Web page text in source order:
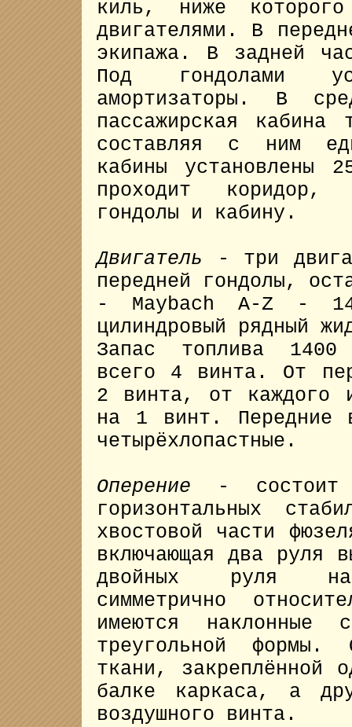
киль, ниже
двигателями. В
экипажа. В задней
Под гондолами
амортизаторы. В
пассажирская кабина
составляя с ним
кабины установлены
проходит коридор,
гондолы и кабину.
Двигатель - три
передней гондолы,
- Maybach A-Z -
цилиндровый рядный
Запас топлива
всего 4 винта. От
2 винта, от каждого
на 1 винт. Передние
четырёхлопастные.
Оперение - состоит
горизонтальных
хвостовой части
включающая два руля
двойных руля
симметрично
имеются наклонные
треугольной
ткани, закреплённой
балке каркаса, а
воздушного винта.